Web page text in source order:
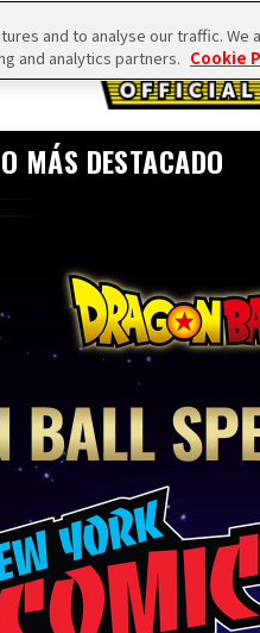
MÁS DESTACADO
and to analyse our traffic. We
and analytics partners. Cookie